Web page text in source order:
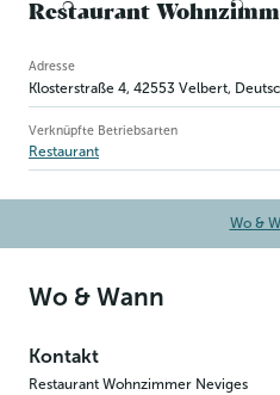
Restaurant
Betriebsinformation
Adresse
Klosterstraße 4, 42553 Velbert,
Verknüpfte Betriebsarten
Restaurant
Wo &
Wo & Wann
Kontakt
Restaurant Wohnzimmer Neviges